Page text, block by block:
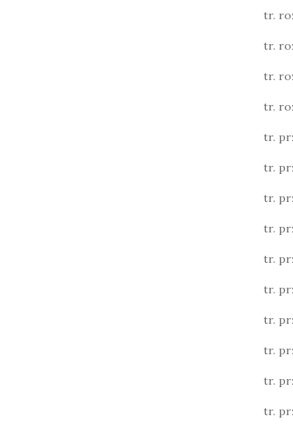
tr.
tr.
tr.
tr.
tr.
tr.
tr.
tr.
tr.
tr.
tr.
tr.
tr.
tr.